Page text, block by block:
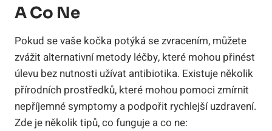
A Co Ne
Pokud se vaše kočka potýká se zvracením, můžete
zvážit alternativní metody léčby, které mohou přinést
úlevu bez‍ nutnosti užívat antibiotika. Existuje několik
přírodních‍ prostředků, ⁣které mohou ‍pomoci⁤ zmírnit
nepříjemné symptomy a ​podpořit rychlejší uzdravení.
Zde je několik tipů, co funguje⁢ a‌ co ne: